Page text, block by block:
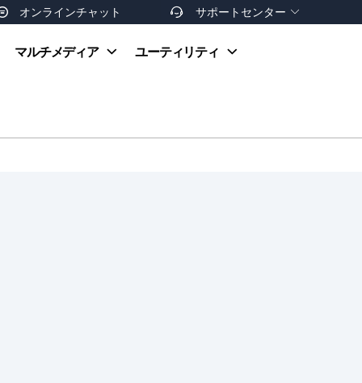
オンラインチャット  サポートセンター 
お支払い方法
マルチメディア ユーティリティ